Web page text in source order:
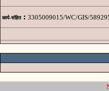
कार्य-संहित : 3305009015/WC/GIS/